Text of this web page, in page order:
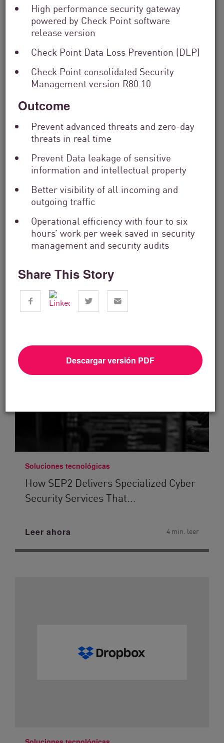
High performance security gateway
powered by Check Point software
release version
Check Point Data Loss Prevention (DLP)
Check Point consolidated Security
Management version R80.10
Outcome
Prevent advanced threats and zero-day
threats in real time
Prevent Data leakage of sensitive
information and intellectual property
Better visibility of all incoming and
outgoing traffic
Operational efficiency with four to six
hours’ work per week saved in security
management and security audits
Share This Story
Descargar versión PDF
Servicios financieros
From Dashboard Chaos To A Single
Risk Score:...
Soluciones tecnológicas
How SEP2 Delivers Specialized Cyber
Security Services That...
Leer ahora 4 min. leer